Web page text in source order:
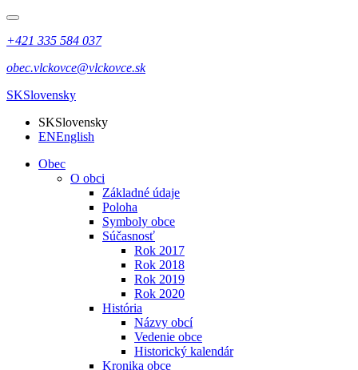
+421 335 584 037
obec.vlckovce@vlckovce.sk
SKSlovensky
SKSlovensky
ENEnglish
Obec
O obci
Základné údaje
Poloha
Symboly obce
Súčasnosť
Rok 2017
Rok 2018
Rok 2019
Rok 2020
História
Názvy obcí
Vedenie obce
Historický kalendár
Kronika obce